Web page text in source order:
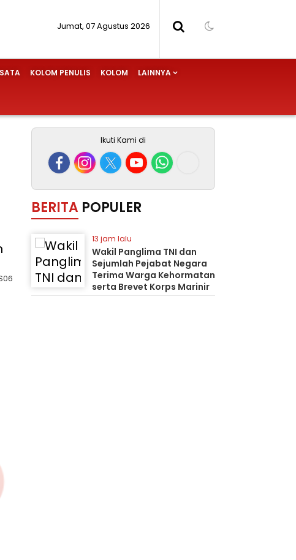
Jumat, 07 Agustus 2026
KOLOM PENULIS KOLOM LAINNYA
Ikuti Kami di
BERITA POPULER
13 jam lalu
Wakil Panglima TNI dan
Sejumlah Pejabat Negara
Terima Warga Kehormatan
serta Brevet Korps Marinir